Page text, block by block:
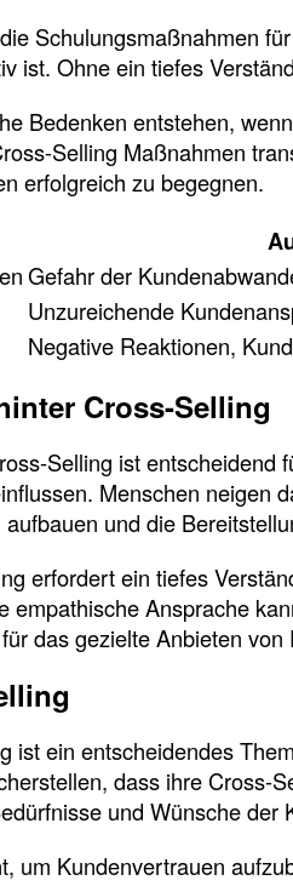
Schulungsmaßnahmen
ist. Ohne ein tiefes
Bedenken entstehen,
Selling Maßnahmen
erfolgreich zu begegnen.
Gefahr der
Unzureichende
Negative Reaktionen,
Cross-Selling
Selling ist
Menschen neigen
und die
erfordert ein tiefes
empathische Ansprache
das gezielte Anbieten
ist ein entscheidendes
dass ihre Cross-
und Wünsche
um Kundenvertrauen